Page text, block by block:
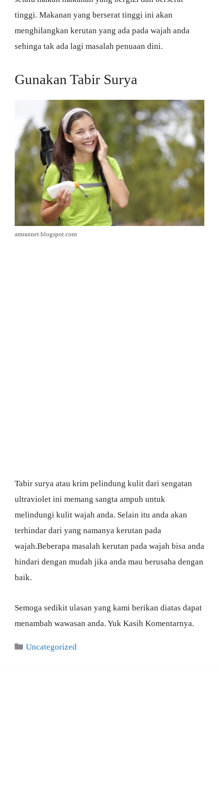
tinggi. Makanan yang berserat tinggi ini akan
menghilangkan kerutan yang ada pada wajah anda
sehinga tak ada lagi masalah penuaan dini.
Gunakan Tabir Surya
amrannet.blogspot.com
Tabir surya atau krim pelindung kulit dari sengatan
ultraviolet ini memang sangta ampuh untuk
melindungi kulit wajah anda. Selain itu anda akan
terhindar dari yang namanya kerutan pada
wajah.Beberapa masalah kerutan pada wajah bisa anda
hindari dengan mudah jika anda mau berusaha dengan
baik.
Semoga sedikit ulasan yang kami berikan diatas dapat
menambah wawasan anda. Yuk Kasih Komentarnya.
Categories
Uncategorized